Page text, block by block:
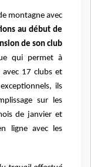
montagne avec
au début de
de son club
qui permet à
avec 17 clubs et
ils
sur les
de janvier et
ligne avec les